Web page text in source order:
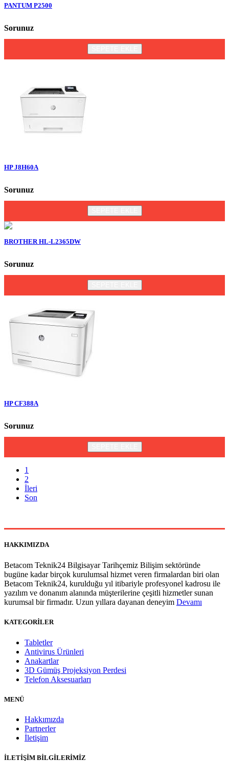
PANTUM P2500
Sorunuz
HP J8H60A
Sorunuz
BROTHER HL-L2365DW
Sorunuz
HP CF388A
Sorunuz
1
2
İleri
Son
HAKKIMIZDA
Betacom Teknik24 Bilgisayar Tarihçemiz Bilişim sektöründe
bugüne kadar birçok kurulumsal hizmet veren firmalardan biri olan
Betacom Teknik24, kurulduğu yıl itibariyle profesyonel kadrosu ile
yazılım ve donanım alanında müşterilerine çeşitli hizmetler sunan
kurumsal bir firmadır. Uzun yıllara dayanan deneyim Devamı
KATEGORİLER
Tabletler
Antivirus Ürünleri
Anakartlar
3D Gümüş Projeksiyon Perdesi
Telefon Aksesuarları
MENÜ
Hakkımızda
Partnerler
İletişim
İLETİŞİM BİLGİLERİMİZ